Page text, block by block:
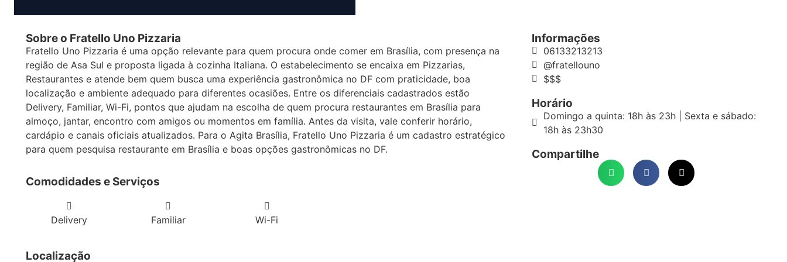
Sobre o Fratello Uno Pizzaria
Fratello Uno Pizzaria é uma opção relevante para quem procura onde comer em Brasília, com presença na
região de Asa Sul e proposta ligada à cozinha Italiana. O estabelecimento se encaixa em Pizzarias,
Restaurantes e atende bem quem busca uma experiência gastronômica no DF com praticidade, boa
localização e ambiente adequado para diferentes ocasiões. Entre os diferenciais cadastrados estão
Delivery, Familiar, Wi-Fi, pontos que ajudam na escolha de quem procura restaurantes em Brasília para
almoço, jantar, encontro com amigos ou momentos em família. Antes da visita, vale conferir horário,
cardápio e canais oficiais atualizados. Para o Agita Brasília, Fratello Uno Pizzaria é um cadastro estratégico
para quem pesquisa restaurante em Brasília e boas opções gastronômicas no DF.
Comodidades e Serviços
Delivery Familiar Wi-Fi
Localização
Informações
06133213213
@fratellouno
$$$
Horário
Domingo a quinta: 18h às 23h | Sexta e sábado:
18h às 23h30
Compartilhe